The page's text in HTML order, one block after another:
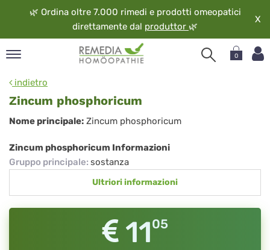
🌿 Ordina oltre 7.000 rimedi e prodotti omeopatici
direttamente dal produttor 🌿
X
0
indietro
Zincum phosphoricum
Zincum
phosphoricum
Nome principale: Zincum phosphoricum
Zincum phosphoricum Informazioni
Gruppo principale: sostanza
Ultriori informazioni
1105